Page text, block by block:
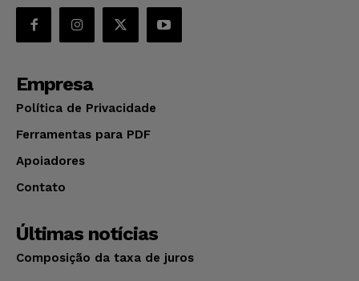
Empresa
Política de Privacidade
Ferramentas para PDF
Apoiadores
Contato
Últimas notícias
Composição da taxa de juros